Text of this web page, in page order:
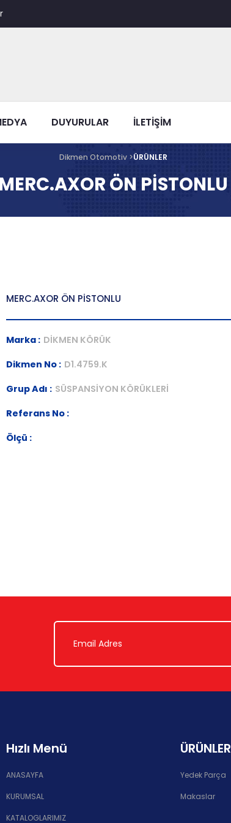
DUYURULAR İLETİŞİM
Dikmen Otomotiv >ÜRÜNLER
MERC.AXOR ÖN PİSTONLU
MERC.AXOR ÖN PİSTONLU
Marka : DİKMEN KÖRÜK
Dikmen No : D1.4759.K
Grup Adı : SÜSPANSİYON KÖRÜKLERİ
Referans No :
Ölçü :
Hızlı Menü
ANASAYFA
KURUMSAL
KATALOGLARIMIZ
ÜRÜNLER
Yedek Parça
Makaslar